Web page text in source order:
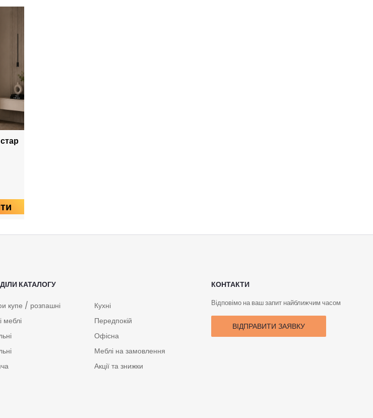
КАТАЛОГУ
купе / розпашні
меблі
Кухні
Передпокій
Офісна
Меблі на замовлення
Акції та знижки
КОНТАКТИ
Відповімо на ваш запит найближчим часом
ВІДПРАВИТИ ЗАЯВКУ